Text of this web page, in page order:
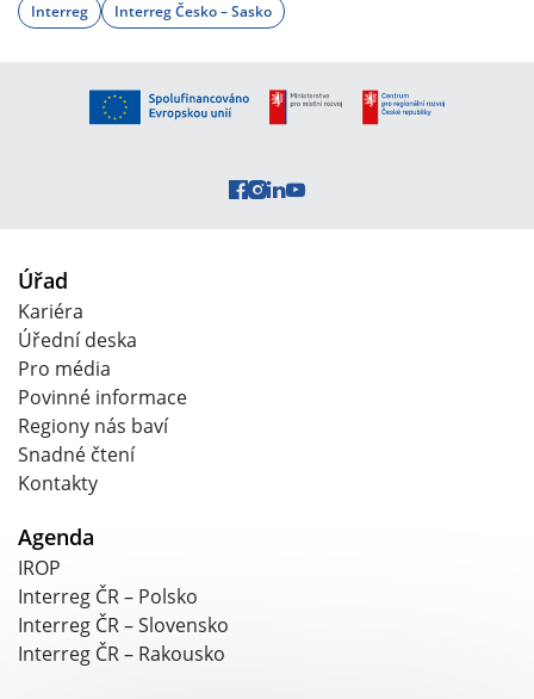
Interreg Interreg Česko – Sasko
Úřad
Kariéra
Úřední deska
Pro média
Povinné informace
Regiony nás baví
Snadné čtení
Kontakty
Agenda
IROP
Interreg ČR – Polsko
Interreg ČR – Slovensko
Interreg ČR – Rakousko